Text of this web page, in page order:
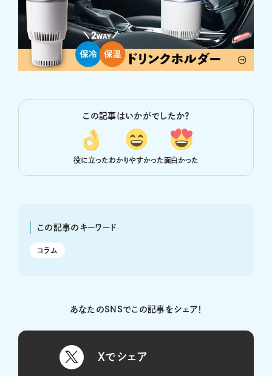
この記事はいかがでしたか？
役に立ったわかりやすかった面白かった
この記事のキーワード
コラム
あなたのSNSでこの記事をシェア！
Xでシェア